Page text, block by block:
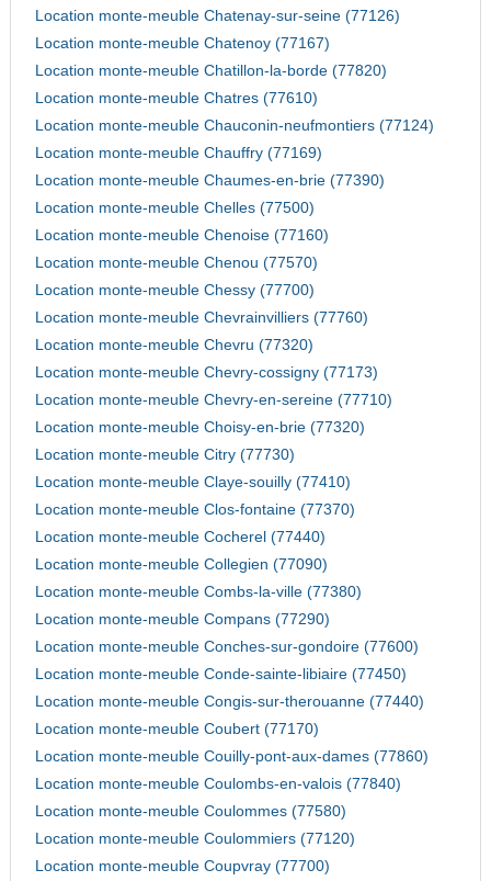
Location monte-meuble Chatenay-sur-seine (77126)
Location monte-meuble Chatenoy (77167)
Location monte-meuble Chatillon-la-borde (77820)
Location monte-meuble Chatres (77610)
Location monte-meuble Chauconin-neufmontiers (77124)
Location monte-meuble Chauffry (77169)
Location monte-meuble Chaumes-en-brie (77390)
Location monte-meuble Chelles (77500)
Location monte-meuble Chenoise (77160)
Location monte-meuble Chenou (77570)
Location monte-meuble Chessy (77700)
Location monte-meuble Chevrainvilliers (77760)
Location monte-meuble Chevru (77320)
Location monte-meuble Chevry-cossigny (77173)
Location monte-meuble Chevry-en-sereine (77710)
Location monte-meuble Choisy-en-brie (77320)
Location monte-meuble Citry (77730)
Location monte-meuble Claye-souilly (77410)
Location monte-meuble Clos-fontaine (77370)
Location monte-meuble Cocherel (77440)
Location monte-meuble Collegien (77090)
Location monte-meuble Combs-la-ville (77380)
Location monte-meuble Compans (77290)
Location monte-meuble Conches-sur-gondoire (77600)
Location monte-meuble Conde-sainte-libiaire (77450)
Location monte-meuble Congis-sur-therouanne (77440)
Location monte-meuble Coubert (77170)
Location monte-meuble Couilly-pont-aux-dames (77860)
Location monte-meuble Coulombs-en-valois (77840)
Location monte-meuble Coulommes (77580)
Location monte-meuble Coulommiers (77120)
Location monte-meuble Coupvray (77700)